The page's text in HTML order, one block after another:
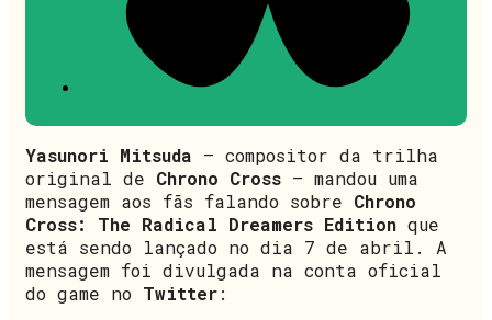
Yasunori Mitsuda – compositor da trilha
original de Chrono Cross – mandou uma
mensagem aos fãs falando sobre Chrono
Cross: The Radical Dreamers Edition que
está sendo lançado no dia 7 de abril. A
mensagem foi divulgada na conta oficial
do game no Twitter: